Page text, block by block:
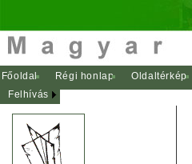
Főoldal Régi honlap Oldaltérkép
Felhívás